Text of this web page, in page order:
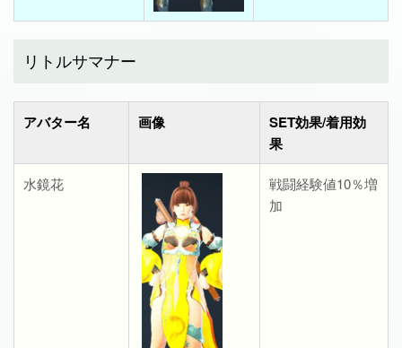
リトルサマナー
アバター名 画像
SET効果/着用効
果
水鏡花
戦闘経験値10％増
加